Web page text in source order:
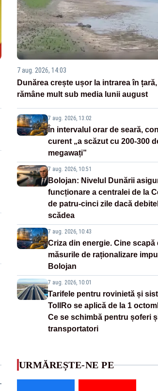
7 aug. 2026, 14:03
Dunărea crește ușor la intrarea în
rămâne mult sub media lunii august
7 aug. 2026, 13:02
În intervalul orar de seară,
curent „a scăzut cu 200-300
megawați”
7 aug. 2026, 10:51
Bolojan: Nivelul Dunării
funcționare a centralei de la
de patru-cinci zile dacă
scădea
7 aug. 2026, 10:43
Criza din energie. Cine scapă
măsurile de raționalizare
Bolojan
7 aug. 2026, 10:01
Tarifele pentru rovinietă și
TollRo se aplică de la 1
Ce se schimbă pentru șoferi
transportatori
URMĂREȘTE-NE PE